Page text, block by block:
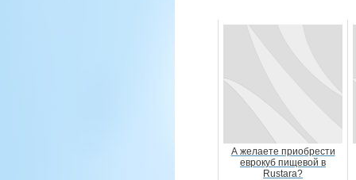
А желаете приобрести
еврокуб пищевой в
Rustara?